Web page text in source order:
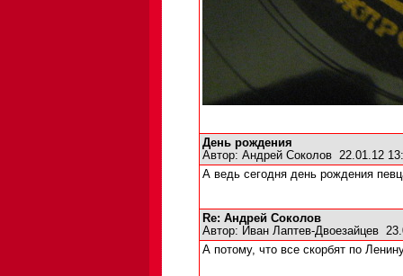
День рождения
Автор: Андрей Соколов 22.01.12
А ведь сегодня день рождения
Re: Андрей Соколов
Автор: Иван Лаптев-Двоезайцев
А потому, что все скорбят по